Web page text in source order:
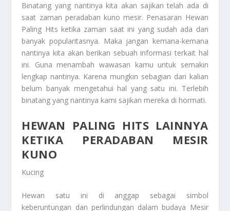
Binatang yang nantinya kita akan sajikan telah ada di
saat zaman peradaban kuno mesir. Penasaran Hewan
Paling Hits ketika zaman saat ini yang sudah ada dan
banyak popularitasnya. Maka jangan kemana-kemana
nantinya kita akan berikan sebuah informasi terkait hal
ini. Guna menambah wawasan kamu untuk semakin
lengkap nantinya. Karena mungkin sebagian dari kalian
belum banyak mengetahui hal yang satu ini. Terlebih
binatang yang nantinya kami sajikan mereka di hormati.
HEWAN PALING HITS LAINNYA
KETIKA PERADABAN MESIR
KUNO
Kucing
Hewan satu ini di anggap sebagai simbol
keberuntungan dan perlindungan dalam budaya Mesir